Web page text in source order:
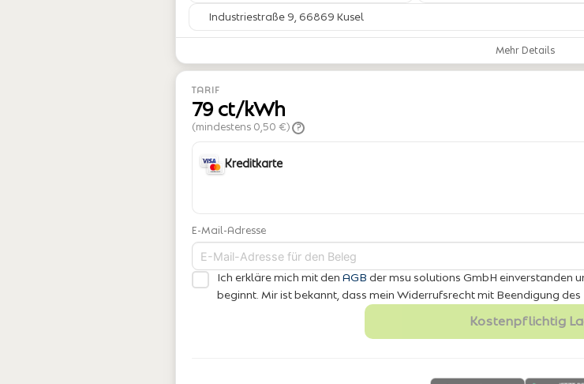
Industriestraße 9, 66869 Kusel
Mehr Details
TARIF
79 ct/kWh
(mindestens 0,50 €) ?
Kreditkarte
E-Mail-Adresse
Ich erkläre mich mit den AGB der msu solutions GmbH einverstanden
beginnt. Mir ist bekannt, dass mein Widerrufsrecht mit Beendigung
Kostenpflichtig